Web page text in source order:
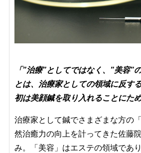
「”治療”としてではなく、”美容”
とは、治療家としての領域に反す
初は美顔鍼を取り入れることにた
治療家として鍼でさまざまな方の
然治癒力の向上を計ってきた佐藤
み。「美容」はエステの領域であ